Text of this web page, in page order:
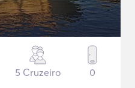
5 Cruzeiro 0